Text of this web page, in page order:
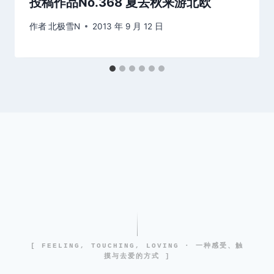
作者北极雪N 2013 年 9 月 12 日
[ FEELING, TOUCHING, LOVING · 一种感受、触
摸与去爱的方式 ]